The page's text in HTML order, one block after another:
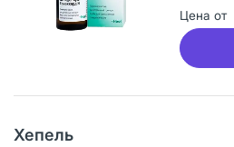
Цена от
Хепель